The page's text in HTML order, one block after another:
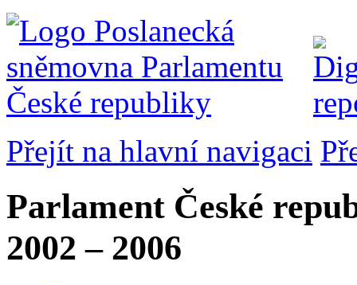
Přejít na hlavní navigaci
Parlament České
2002 – 2006